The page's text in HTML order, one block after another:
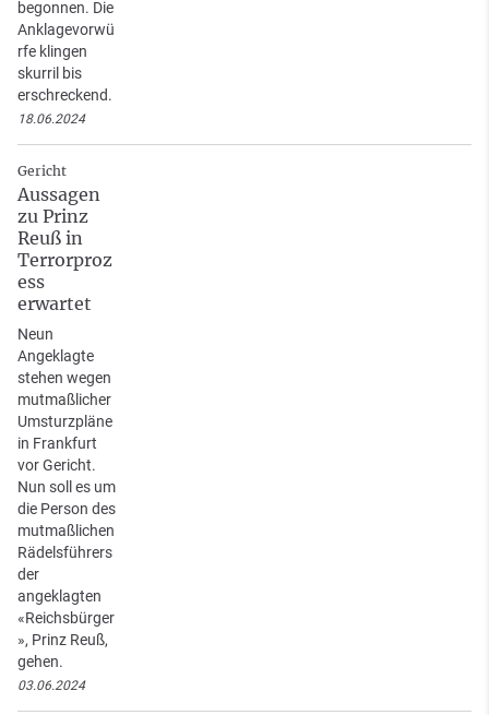
begonnen. Die
Anklagevorwü
rfe klingen
skurril bis
erschreckend.
18.06.2024
Gericht
Aussagen
zu Prinz
Reuß in
Terrorproz
ess
erwartet
Neun
Angeklagte
stehen wegen
mutmaßlicher
Umsturzpläne
in Frankfurt
vor Gericht.
Nun soll es um
die Person des
mutmaßlichen
Rädelsführers
der
angeklagten
«Reichsbürger
», Prinz Reuß,
gehen.
03.06.2024